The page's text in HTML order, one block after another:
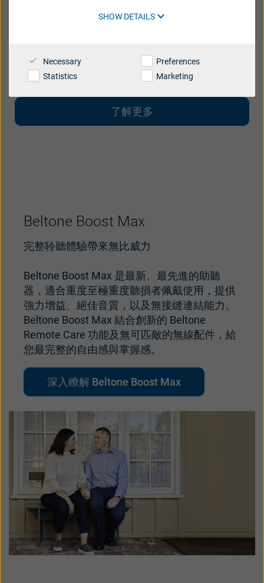
SHOW DETAILS
Necessary
Preferences
Statistics
Marketing
Italia Latinoamérica
Netherlands New Zealand
Polski suisse
於適應任何生活方式及聽力損失。探索這個部分已
式來迎合您對外觀上的需求。
了解更多
Beltone Boost Max
完整聆聽體驗帶來無比威力
Beltone Boost Max 是最新、最先進的助聽
器，適合重度至極重度聽損者佩戴使用，提供
強力增益、絕佳音質，以及無接縫連結能力。
Beltone Boost Max 結合創新的 Beltone
Remote Care 功能及無可匹敵的無線配件，給
您最完整的自由感與掌握感。
深入瞭解 Beltone Boost Max